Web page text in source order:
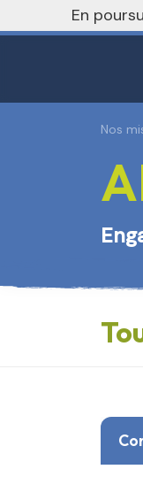
Nos
En